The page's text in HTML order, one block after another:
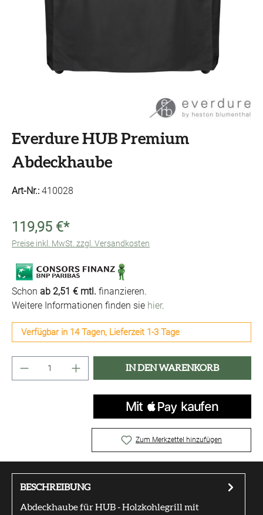
Everdure HUB Premium
Abdeckhaube
Art-Nr.: 410028
119,95 €*
Preise inkl. MwSt. zzgl. Versandkosten
Schon ab 2,51 € mtl. finanzieren.
Weitere Informationen finden sie hier.
Verfügbar in 14 Tagen, Lieferzeit 1-3 Tage
Produkt Anzahl: Gib den gewünschten
IN DEN WARENKORB
Zum Merkzettel hinzufügen
BESCHREIBUNG
Abdeckhaube für HUB - Holzkohlegrill mit